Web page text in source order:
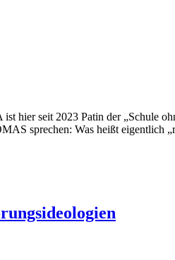
seit 2023 Patin der „Schule
sprechen: Was heißt eigentlich